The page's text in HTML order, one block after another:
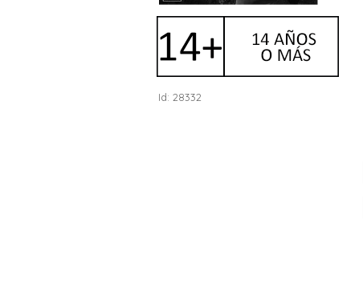
Id: 28332